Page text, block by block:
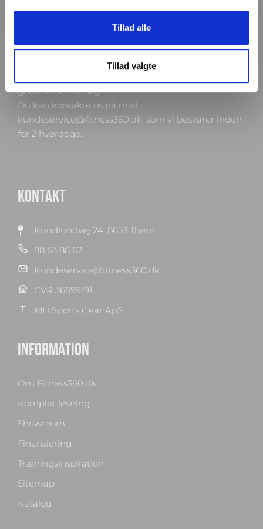
Tillad alle
Tillad valgte
Fredag: 08:30 - 15:00
gerne inden besøg.
Du kan kontakte os på mail
kundeservice@fitness360.dk, som vi besvarer inden
for 2 hverdage.
KONTAKT
Knudlundvej 24, 8653 Them
88 63 88 62
Kundeservice@fitness360.dk
CVR 36699191
MH Sports Gear ApS
INFORMATION
Om Fitness360.dk
Komplet løsning
Showroom
Finansiering
Træningsinspiration
Sitemap
Katalog